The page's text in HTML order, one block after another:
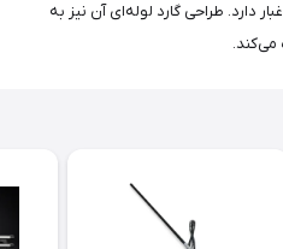
دارد. طراحی گارد لوله‌ای آن نیز به